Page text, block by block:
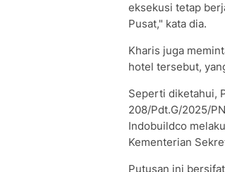
eksekusi tetap
Pusat," kata dia.
Kharis juga
hotel tersebut,
Seperti diketahui,
208/Pdt.G/2025/
Indobuildco
Kementerian
Putusan ini